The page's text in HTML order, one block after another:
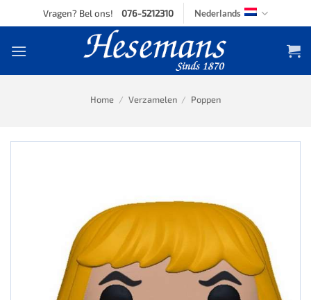
to
Vragen? Bel ons! 076-5212310 Nederlands
Home / Verzamelen / Poppen